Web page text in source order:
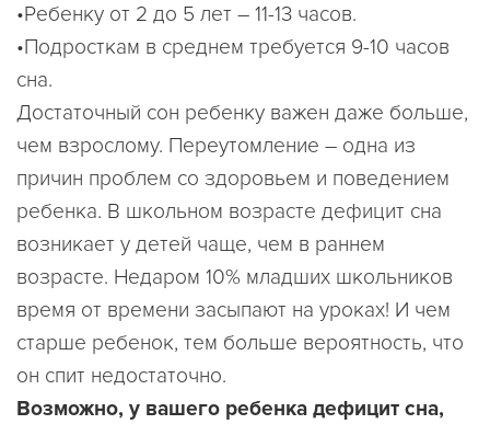
•Ребенку от 2 до 5 лет – 11-13 часов.
•Подросткам в среднем требуется 9-10 часов
сна.
Достаточный сон ребенку важен даже больше,
чем взрослому. Переутомление – одна из
причин проблем со здоровьем и поведением
ребенка. В школьном возрасте дефицит сна
возникает у детей чаще, чем в раннем
возрасте. Недаром 10% младших школьников
время от времени засыпают на уроках! И чем
старше ребенок, тем больше вероятность, что
он спит недостаточно.
Возможно, у вашего ребенка дефицит сна,